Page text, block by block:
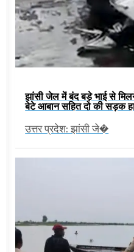
झांसी जेल में बंद बड़े भाई से
बेटे आबान सहित दो की सड़क
उत्तर प्रदेश: झांसी जे�